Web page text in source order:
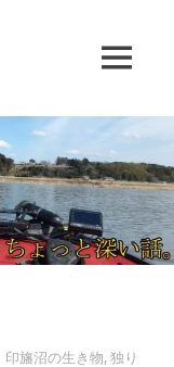
MENU
印旛沼の生き物,独り